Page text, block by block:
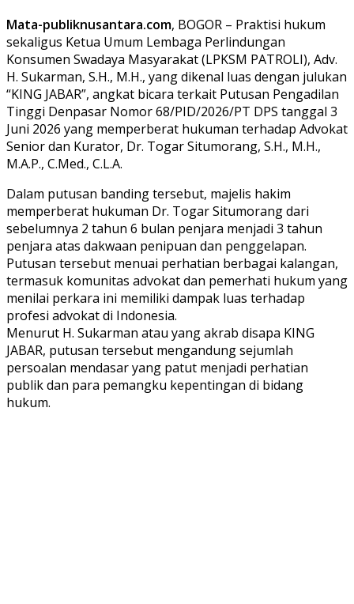
Mata-publiknusantara.com, BOGOR – Praktisi hukum
sekaligus Ketua Umum Lembaga Perlindungan
Konsumen Swadaya Masyarakat (LPKSM PATROLI), Adv.
H. Sukarman, S.H., M.H., yang dikenal luas dengan julukan
“KING JABAR”, angkat bicara terkait Putusan Pengadilan
Tinggi Denpasar Nomor 68/PID/2026/PT DPS tanggal 3
Juni 2026 yang memperberat hukuman terhadap Advokat
Senior dan Kurator, Dr. Togar Situmorang, S.H., M.H.,
M.A.P., C.Med., C.L.A.
Dalam putusan banding tersebut, majelis hakim
memperberat hukuman Dr. Togar Situmorang dari
sebelumnya 2 tahun 6 bulan penjara menjadi 3 tahun
penjara atas dakwaan penipuan dan penggelapan.
Putusan tersebut menuai perhatian berbagai kalangan,
termasuk komunitas advokat dan pemerhati hukum yang
menilai perkara ini memiliki dampak luas terhadap
profesi advokat di Indonesia.
Menurut H. Sukarman atau yang akrab disapa KING
JABAR, putusan tersebut mengandung sejumlah
persoalan mendasar yang patut menjadi perhatian
publik dan para pemangku kepentingan di bidang
hukum.